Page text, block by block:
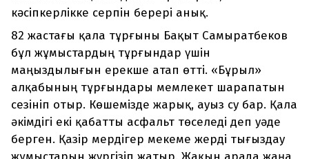
кәсіпкерлікке серпін берері анық.
82 жастағы қала тұрғыны Бақыт Самыратбеков
бұл жұмыстардың тұрғындар үшін
маңыздылығын ерекше атап өтті. «Бұрыл»
алқабының тұрғындары мемлекет шарапатын
сезініп отыр. Көшемізде жарық, ауыз су бар. Қала
әкімдігі екі қабатты асфальт төселеді деп уәде
берген. Қазір мердігер мекеме жерді тығыздау